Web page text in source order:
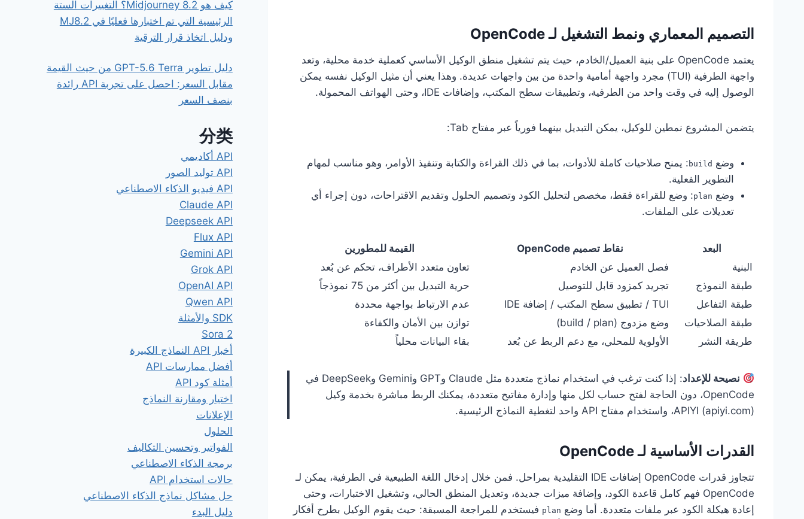
التصميم المعماري ونمط التشغيل لـ OpenCode
يعتمد OpenCode على بنية العميل/الخادم، حيث يتم تشغيل منطق الوكيل الأساسي كعملية خدمة محلية، وتعد
واجهة الطرفية (TUI) مجرد واجهة أمامية واحدة من بين واجهات عديدة. وهذا يعني أن مثيل الوكيل نفسه يمكن
الوصول إليه في وقت واحد من الطرفية، وتطبيقات سطح المكتب، وإضافات IDE، وحتى الهواتف المحمولة.
يتضمن المشروع نمطين للوكيل، يمكن التبديل بينهما فورياً عبر مفتاح Tab:
وضع build : يمنح صلاحيات كاملة للأدوات، بما في ذلك القراءة والكتابة وتنفيذ الأوامر، وهو مناسب لمهام
التطوير الفعلية.
وضع plan: وضع للقراءة فقط، مخصص لتحليل الكود وتصميم الحلول وتقديم الاقتراحات، دون إجراء أي
تعديلات على الملفات.
البعد نقاط تصميم OpenCode
القيمة للمطورين
البنية
فصل العميل عن الخادم
تعاون متعدد الأطراف، تحكم عن بُعد
طبقة النموذج
تجريد كمزود قابل للتوصيل
حرية التبديل بين أكثر من 75 نموذجاً
طبقة التفاعل
TUI / تطبيق سطح المكتب / إضافة IDE
عدم الارتباط بواجهة محددة
طبقة الصلاحيات
وضع مزدوج (build / plan)
توازن بين الأمان والكفاءة
طريقة النشر
الأولوية للمحلي، مع دعم الربط عن بُعد بقاء البيانات محلياً
نصيحة للإعداد
: إذا كنت ترغب في استخدام نماذج متعددة مثل Claude وGPT وGemini وDeepSeek في
OpenCode، دون الحاجة لفتح حساب لكل منها وإدارة مفاتيح متعددة، يمكنك الربط مباشرة بخدمة وكيل
APIYI (apiyi.com)، واستخدام مفتاح API واحد لتغطية النماذج الرئيسية.
القدرات الأساسية لـ OpenCode
تتجاوز قدرات OpenCode إضافات IDE التقليدية بمراحل. فمن خلال إدخال اللغة الطبيعية في الطرفية، يمكن لـ
OpenCode فهم كامل قاعدة الكود، وإضافة ميزات جديدة، وتعديل المنطق الحالي، وتشغيل الاختبارات، وحتى
إعادة هيكلة الكود عبر ملفات متعددة. أما وضع plan فيستخدم للمراجعة المسبقة: حيث يقوم الوكيل بطرح أفكار
كيف هو Midjourney 8.2؟ التغييرات الستة
الرئيسية التي تم اختبارها فعليًا في MJ8.2
ودليل اتخاذ قرار الترقية
دليل تطوير GPT-5.6 Terra من حيث القيمة
مقابل السعر: احصل على تجربة API رائدة
بنصف السعر
分类
API أكاديمي
API توليد الصور
API فيديو الذكاء الاصطناعي
Claude API
Deepseek API
Flux API
Gemini API
Grok API
OpenAI API
Qwen API
SDK والأمثلة
Sora 2
أخبار API النماذج الكبيرة
أفضل ممارسات API
أمثلة كود API
اختيار ومقارنة النماذج
الإعلانات
الحلول
الفواتير وتحسين التكاليف
برمجة الذكاء الاصطناعي
حالات استخدام API
حل مشاكل نماذج الذكاء الاصطناعي
دليل البدء